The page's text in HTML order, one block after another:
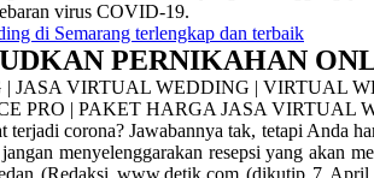
virus COVID-19.
di Semarang terlengkap dan terbaik
PERNIKAHAN
terjadi corona? Jawabannya tak, tetapi Anda
menyelenggarakan resepsi yang akan
(Redaksi www.detik.com (dikutip 7